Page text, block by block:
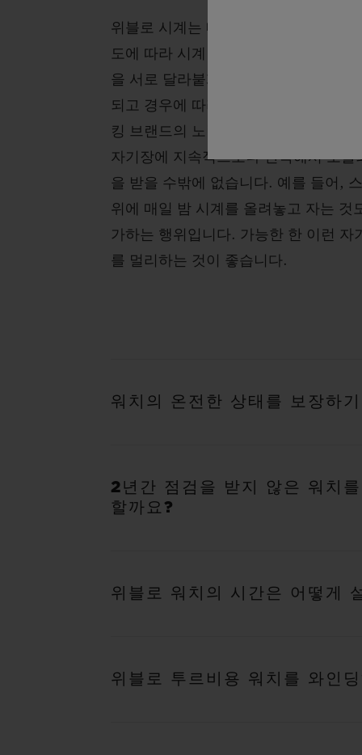
위블로 시계는 매일 다양한 자기장에
도에 따라 시계 작동이 멈출 수 있습니
을 서로 달라붙게 만들어 시계 속도가
되고 경우에 따라 작동이 멈추기도 합
킹 브랜드의 노력에도 불구하고, 소중
자기장에 지속적으로나 반복해서 노출
을 받을 수밖에 없습니다. 예를 들어,
위에 매일 밤 시계를 올려놓고 자는 것
가하는 행위입니다. 가능한 한 이런 자
를 멀리하는 것이 좋습니다.
워치의 온전한 상태를 보장하
2년간 점검을 받지 않은 워치
할까요?
위블로 워치의 시간은 어떻게
위블로 투르비용 워치를 와인